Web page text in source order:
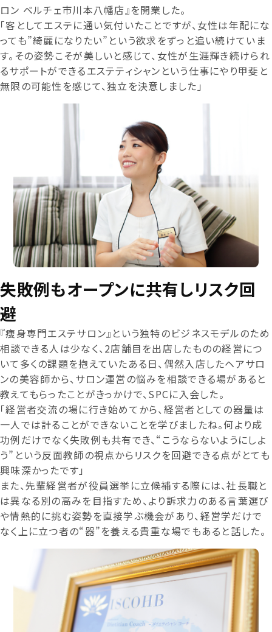
ロン ベルチェ市川本八幡店』を開業した。
「客としてエステに通い気付いたことですが、女性は年配にな
っても”綺麗になりたい”という欲求をずっと追い続けていま
す。その姿勢こそが美しいと感じて、女性が生涯輝き続けられ
るサポートができるエステティシャンという仕事にやり甲斐と
無限の可能性を感じて、独立を決意しました」
失敗例もオープンに共有しリスク回
避
『痩身専門エステサロン』という独特のビジネスモデルのため
相談できる人は少なく、2店舗目を出店したものの経営につ
いて多くの課題を抱えていたある日、偶然入店したヘアサロ
ンの美容師から、サロン運営の悩みを相談できる場があると
教えてもらったことがきっかけで、SPCに入会した。
「経営者交流の場に行き始めてから、経営者としての器量は
一人では計ることができないことを学びましたね。何より成
功例だけでなく失敗例も共有でき、“こうならないようにしよ
う”という反面教師の視点からリスクを回避できる点がとても
興味深かったです」
また、先輩経営者が役員選挙に立候補する際には、社長職と
は異なる別の高みを目指すため、より訴求力のある言葉選び
や情熱的に挑む姿勢を直接学ぶ機会があり、経営学だけで
なく上に立つ者の“器”を養える貴重な場でもあると話した。